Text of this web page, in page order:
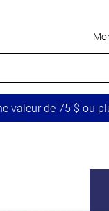
valeur de 75 $ ou